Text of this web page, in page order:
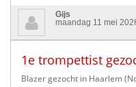
Gijs
maandag 11 mei
1e trompettist
Blazer gezocht in Haarlem